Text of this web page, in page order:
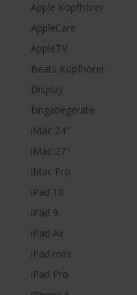
Apple Kopfhörer
AppleCare
AppleTV
Beats Kopfhörer
Display
Eingabegeräte
iMac 24"
iMac 27"
iMac Pro
iPad 10
iPad 9
iPad Air
iPad mini
iPad Pro